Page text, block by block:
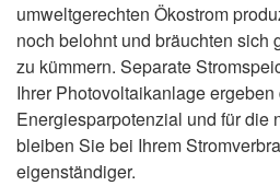
umweltgerechten Ökostrom
noch belohnt und bräuchten sich
zu kümmern. Separate
Ihrer Photovoltaikanlage
Energiesparpotenzial und für die
bleiben Sie bei Ihrem
eigenständiger.